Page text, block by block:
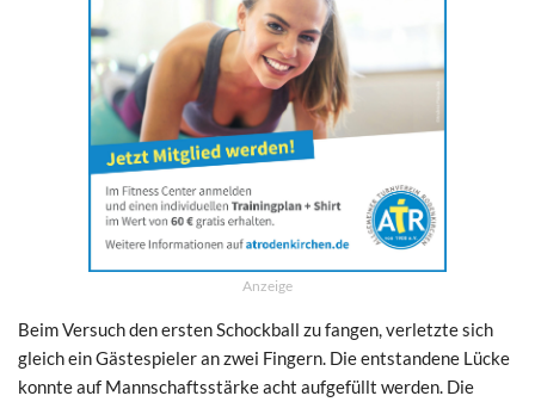
Anzeige
Beim Versuch den ersten Schockball zu fangen, verletzte sich
gleich ein Gästespieler an zwei Fingern. Die entstandene Lücke
konnte auf Mannschaftsstärke acht aufgefüllt werden. Die